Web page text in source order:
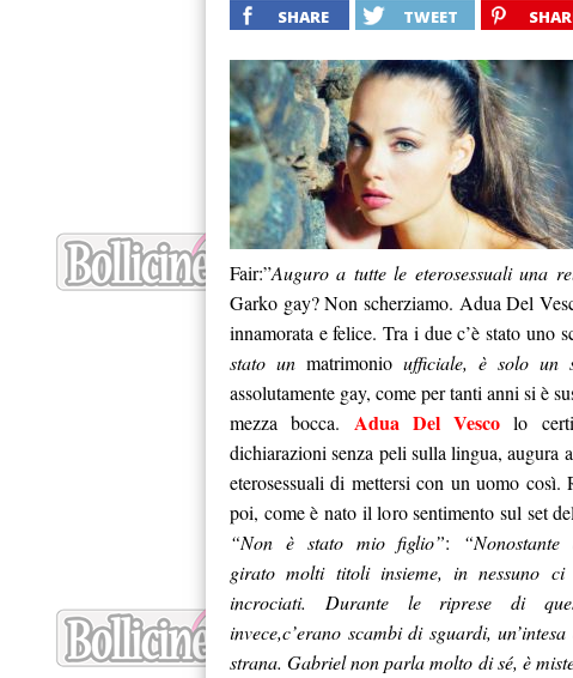
SHARE TWEET
Fair:”Auguro a tutte le eterosessuali una
Garko gay? Non scherziamo. Adua Del
innamorata e felice. Tra i due c’è stato uno
stato un matrimonio ufficiale, è solo un
assolutamente gay, come per tanti anni si è
mezza bocca. Adua Del Vesco lo
dichiarazioni senza peli sulla lingua, augura
eterosessuali di mettersi con un uomo così.
poi, come è nato il loro sentimento sul set
“Non è stato mio figlio”: “Nonostante
girato molti titoli insieme, in nessuno ci
incrociati. Durante le riprese di
invece,c’erano scambi di sguardi, un’intesa
strana. Gabriel non parla molto di sé, è